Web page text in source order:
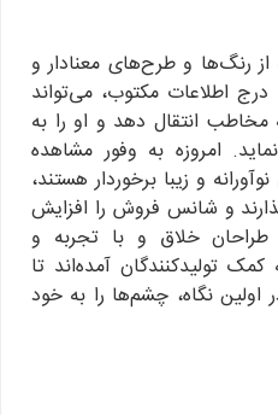
از رنگ‌ها و طرح‌های معنادار و
درج اطلاعات مکتوب، می‌تواند
مخاطب انتقال دهد و او را به
امروزه به وفور مشاهده
و زیبا برخوردار هستند،
و شانس فروش را افزایش
خلاق و با تجربه و
تولیدکنندگان آمده‌اند تا
اولین نگاه، چشم‌ها را به خود